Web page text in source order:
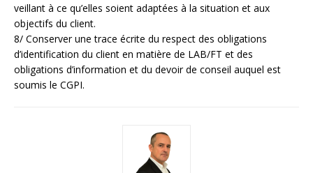
veillant à ce qu’elles soient adaptées à la situation et aux
objectifs du client.
8/ Conserver une trace écrite du respect des obligations
d’identification du client en matière de LAB/FT et des
obligations d’information et du devoir de conseil auquel est
soumis le CGPI.